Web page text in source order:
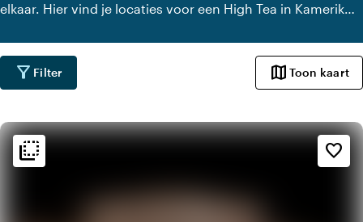
elkaar. Hier vind je locaties voor een High Tea in Kamerik
heel lekker eten. Even geen haast, alleen aandacht voor
elkaar en de lekkernijen.
filter_alt Filter map Toon kaart
flip_to_back favorite_border
flip_to_back Sfeer en esthetiek
landscape
Landelijk
Modern design